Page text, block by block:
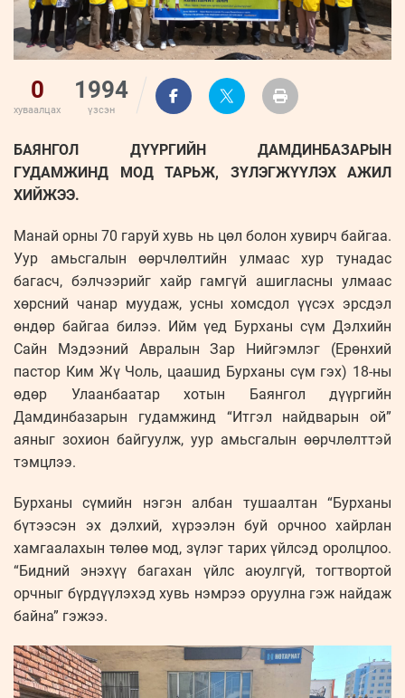
0
хуваалцах
1994
үзсэн
БАЯНГОЛ ДҮҮРГИЙН ДАМДИНБАЗАРЫН
ГУДАМЖИНД МОД ТАРЬЖ, ЗҮЛЭГЖҮҮЛЭХ АЖИЛ
ХИЙЖЭЭ.
Манай орны 70 гаруй хувь нь цөл болон хувирч байгаа.
Уур амьсгалын өөрчлөлтийн улмаас хур тунадас
багасч, бэлчээрийг хайр гамгүй ашигласны улмаас
хөрсний чанар муудаж, усны хомсдол үүсэх эрсдэл
өндөр байгаа билээ. Ийм үед Бурханы сүм Дэлхийн
Сайн Мэдээний Авралын Зар Нийгэмлэг (Ерөнхий
пастор Ким Жү Чоль, цаашид Бурханы сүм гэх) 18-ны
өдөр Улаанбаатар хотын Баянгол дүүргийн
Дамдинбазарын гудамжинд “Итгэл найдварын ой”
аяныг зохион байгуулж, уур амьсгалын өөрчлөлттэй
тэмцлээ.
Бурханы сүмийн нэгэн албан тушаалтан “Бурханы
бүтээсэн эх дэлхий, хүрээлэн буй орчноо хайрлан
хамгаалахын төлөө мод, зүлэг тарих үйлсэд оролцлоо.
“Бидний энэхүү багахан үйлс аюулгүй, тогтвортой
орчныг бүрдүүлэхэд хувь нэмрээ оруулна гэж найдаж
байна” гэжээ.